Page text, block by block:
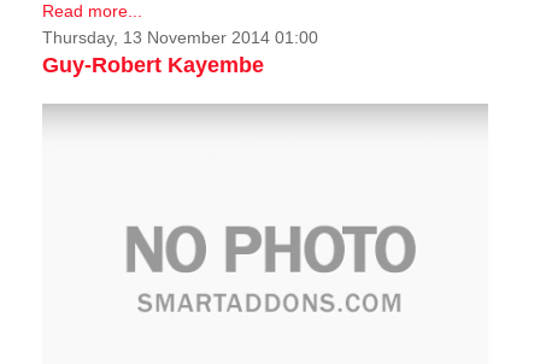
Read more...
Thursday, 13 November 2014 01:00
Guy-Robert Kayembe